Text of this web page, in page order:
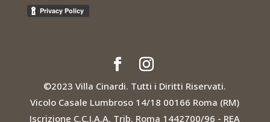
©2023 Villa Cinardi. Tutti i Diritti Riservati.
Vicolo Casale Lumbroso 14/18 00166 Roma (RM)
Iscrizione C.C.I.A.A. Trib. Roma 1442700/96 - REA